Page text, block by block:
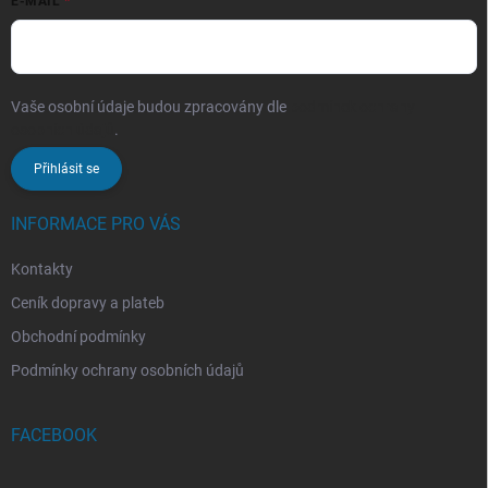
Vaše osobní údaje budou zpracovány dle
.
Přihlásit se
INFORMACE PRO VÁS
Kontakty
Ceník dopravy a plateb
Obchodní podmínky
Podmínky ochrany osobních údajů
FACEBOOK